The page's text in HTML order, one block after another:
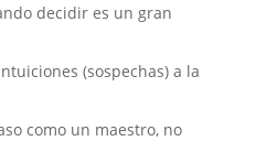
decidir es un gran
(sospechas) a la
como un maestro, no